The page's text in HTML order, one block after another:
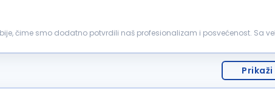
čime smo dodatno potvrdili naš profesionalizam i posvećenost. Sa
Prikaži